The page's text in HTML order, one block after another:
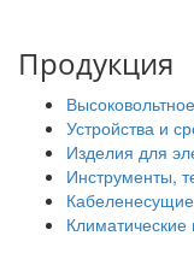
Продукция
Устройства и
Изделия для
Инструменты,